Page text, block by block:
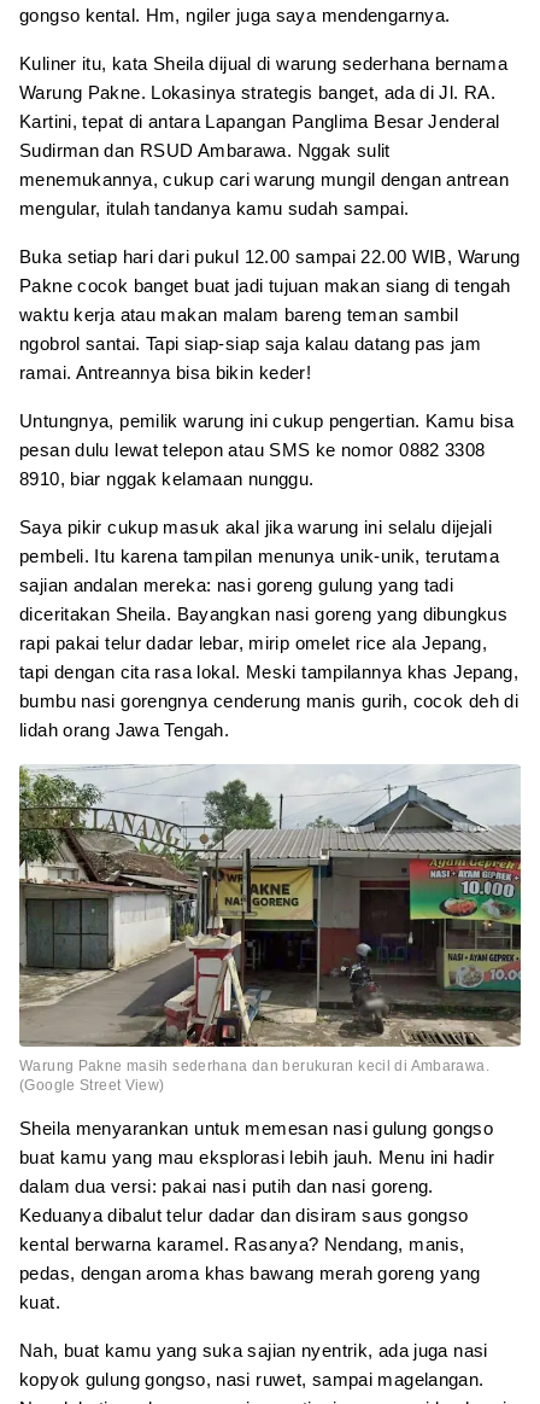
gongso kental. Hm, ngiler juga saya mendengarnya.
Kuliner itu, kata Sheila dijual di warung sederhana bernama
Warung Pakne. Lokasinya strategis banget, ada di Jl. RA.
Kartini, tepat di antara Lapangan Panglima Besar Jenderal
Sudirman dan RSUD Ambarawa. Nggak sulit
menemukannya, cukup cari warung mungil dengan antrean
mengular, itulah tandanya kamu sudah sampai.
Buka setiap hari dari pukul 12.00 sampai 22.00 WIB, Warung
Pakne cocok banget buat jadi tujuan makan siang di tengah
waktu kerja atau makan malam bareng teman sambil
ngobrol santai. Tapi siap-siap saja kalau datang pas jam
ramai. Antreannya bisa bikin keder!
Untungnya, pemilik warung ini cukup pengertian. Kamu bisa
pesan dulu lewat telepon atau SMS ke nomor 0882 3308
8910, biar nggak kelamaan nunggu.
Saya pikir cukup masuk akal jika warung ini selalu dijejali
pembeli. Itu karena tampilan menunya unik-unik, terutama
sajian andalan mereka: nasi goreng gulung yang tadi
diceritakan Sheila. Bayangkan nasi goreng yang dibungkus
rapi pakai telur dadar lebar, mirip omelet rice ala Jepang,
tapi dengan cita rasa lokal. Meski tampilannya khas Jepang,
bumbu nasi gorengnya cenderung manis gurih, cocok deh di
lidah orang Jawa Tengah.
Warung Pakne masih sederhana dan berukuran kecil di Ambarawa.
(Google Street View)
Sheila menyarankan untuk memesan nasi gulung gongso
buat kamu yang mau eksplorasi lebih jauh. Menu ini hadir
dalam dua versi: pakai nasi putih dan nasi goreng.
Keduanya dibalut telur dadar dan disiram saus gongso
kental berwarna karamel. Rasanya? Nendang, manis,
pedas, dengan aroma khas bawang merah goreng yang
kuat.
Nah, buat kamu yang suka sajian nyentrik, ada juga nasi
kopyok gulung gongso, nasi ruwet, sampai magelangan.